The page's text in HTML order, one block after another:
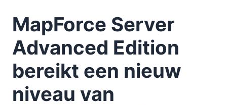
MapForce Server
Advanced Edition
bereikt een nieuw
niveau van